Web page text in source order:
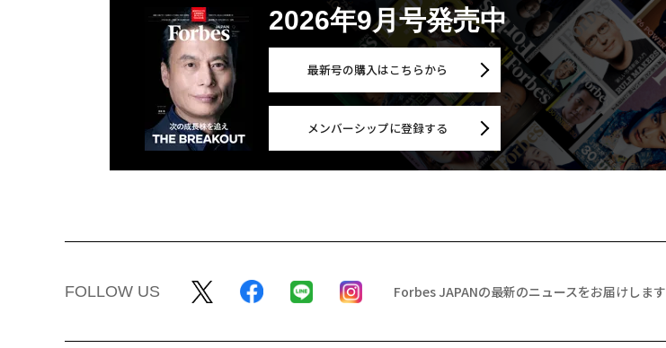
2026年9月号発売中
最新号の購入はこちらから
メンバーシップに登録する
FOLLOW US Forbes JAPANの最新のニュースをお届けします